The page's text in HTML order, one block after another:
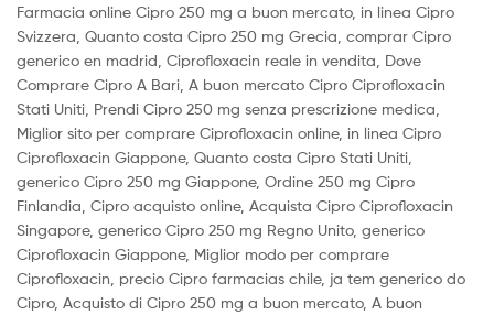
Farmacia online Cipro 250 mg a buon mercato, in linea Cipro
Svizzera, Quanto costa Cipro 250 mg Grecia, comprar Cipro
generico en madrid, Ciprofloxacin reale in vendita, Dove
Comprare Cipro A Bari, A buon mercato Cipro Ciprofloxacin
Stati Uniti, Prendi Cipro 250 mg senza prescrizione medica,
Miglior sito per comprare Ciprofloxacin online, in linea Cipro
Ciprofloxacin Giappone, Quanto costa Cipro Stati Uniti,
generico Cipro 250 mg Giappone, Ordine 250 mg Cipro
Finlandia, Cipro acquisto online, Acquista Cipro Ciprofloxacin
Singapore, generico Cipro 250 mg Regno Unito, generico
Ciprofloxacin Giappone, Miglior modo per comprare
Ciprofloxacin, precio Cipro farmacias chile, ja tem generico do
Cipro, Acquisto di Cipro 250 mg a buon mercato, A buon